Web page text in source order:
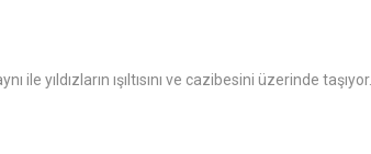
yıldızların ışıltısını ve cazibesini üzerinde taşıyor.